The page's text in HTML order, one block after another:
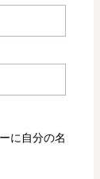
に自分の名